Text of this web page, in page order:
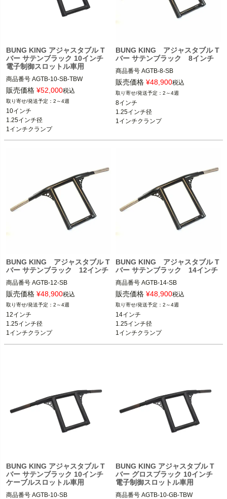
BUNG KING アジャスタブル T
バー サテンブラック 10インチ
電子制御スロットル車用
商品番号 AGTB-10-SB-TBW
電子制御スロットル車
BUNG KING(バンキン)
販売価格 ¥52,000税込
2～4週
10インチ
1.25インチ径
1インチクランプ
電子制御スロットル
BUNG KING アジャスタブル T
バー サテンブラック 8インチ
商品番号 AGTB-8-SB
AGTB-8-SB=AGTB8F-S
ケーブルスロットル車
※ツーリング、スプリンガー不可
BUNG KING(バンキン)
販売価格 ¥48,900税込
2～4週
8インチ
1.25インチ径
1インチクランプ
BUNG KING アジャスタブル T
バー サテンブラック 12インチ
商品番号 AGTB-12-SB
ケーブルスロットル車
※ツーリング、スプリンガー不可
BUNG KING(バンキン)
販売価格 ¥48,900税込
2～4週
12インチ
1.25インチ径
1インチクランプ
BUNG KING アジャスタブル T
バー サテンブラック 14インチ
商品番号 AGTB-14-SB
ケーブルスロットル車
※ツーリング、スプリンガー不可
BUNG KING(バンキン)
販売価格 ¥48,900税込
2～4週
14インチ
1.25インチ径
1インチクランプ
BUNG KING アジャスタブル T
バー サテンブラック 10インチ
ケーブルスロットル車用
商品番号 AGTB-10-SB
BUNG KING アジャスタブル T
バー グロスブラック 10インチ
電子制御スロットル車用
商品番号 AGTB-10-GB-TBW